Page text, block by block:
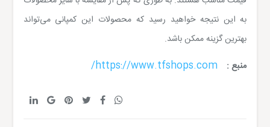
به این نتیجه خواهید رسید که محصولات این کمپانی می‌تواند
بهترین گزینه ممکن باشد.
منبع :
https://www.tfshops.com/